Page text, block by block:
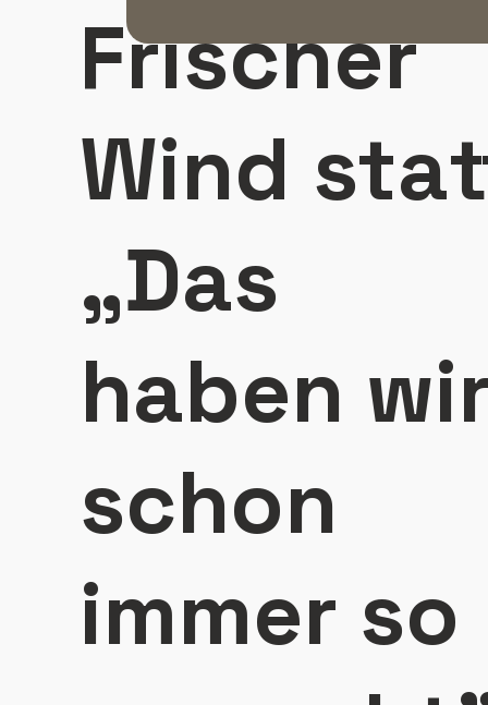
Frischer
Wind
„Das
haben
schon
immer so